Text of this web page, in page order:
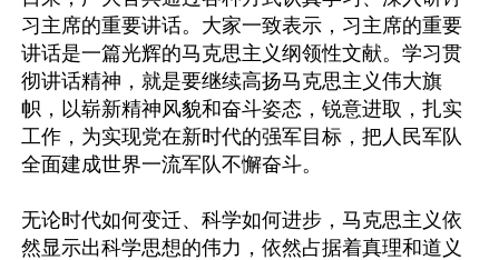
习主席的重要讲话。大家一致表示，习主席的重要
讲话是一篇光辉的马克思主义纲领性文献。学习贯
彻讲话精神，就是要继续高扬马克思主义伟大旗
帜，以崭新精神风貌和奋斗姿态，锐意进取，扎实
工作，为实现党在新时代的强军目标，把人民军队
全面建成世界一流军队不懈奋斗。
无论时代如何变迁、科学如何进步，马克思主义依
然显示出科学思想的伟力，依然占据着真理和道义